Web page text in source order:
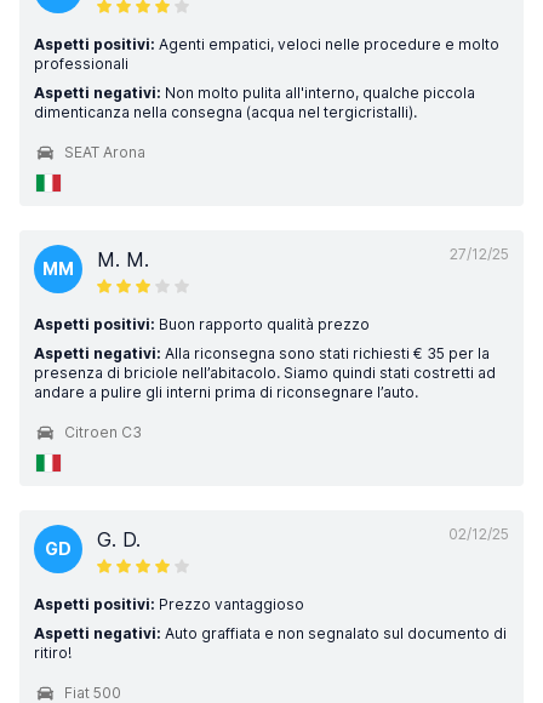
Aspetti positivi: Agenti empatici, veloci nelle procedure e molto
professionali
Aspetti negativi: Non molto pulita all'interno, qualche piccola
dimenticanza nella consegna (acqua nel tergicristalli).
SEAT Arona
27/12/25
MM M. M.
Aspetti positivi: Buon rapporto qualità prezzo
Aspetti negativi: Alla riconsegna sono stati richiesti € 35 per la
presenza di briciole nell’abitacolo. Siamo quindi stati costretti ad
andare a pulire gli interni prima di riconsegnare l’auto.
Citroen C3
02/12/25
GD G. D.
Aspetti positivi: Prezzo vantaggioso
Aspetti negativi: Auto graffiata e non segnalato sul documento di
ritiro!
Fiat 500